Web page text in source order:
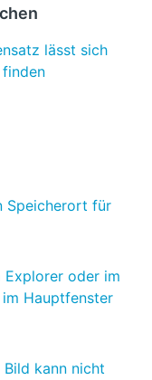
lässt sich
Speicherort für
Explorer oder im
Hauptfenster
kann nicht